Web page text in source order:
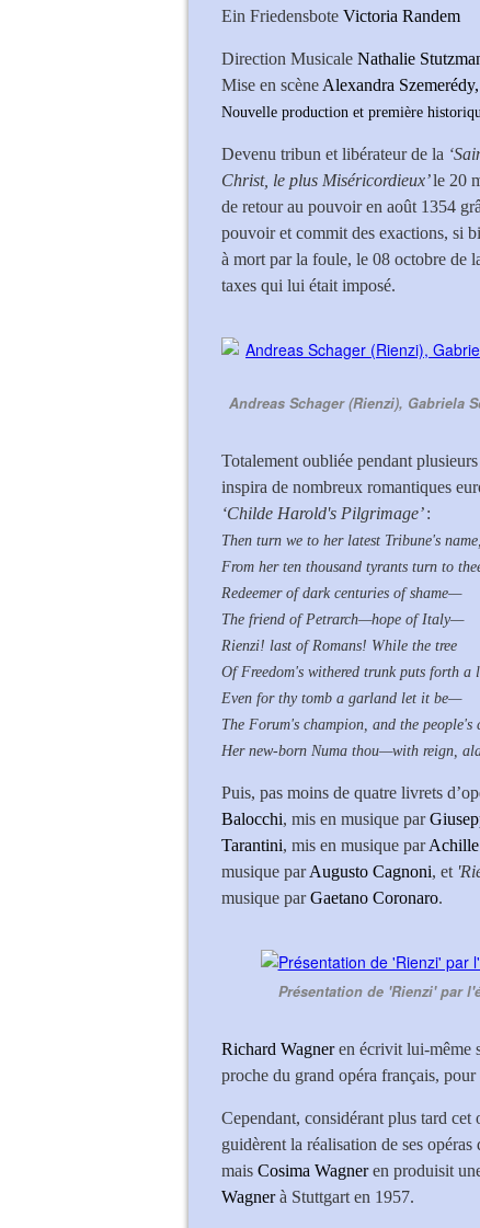
Ein Friedensbote Victoria Randem
Direction Musicale Nathalie
Mise en scène Alexandra
Nouvelle production et première
Devenu tribun et libérateur de la
Christ, le plus Miséricordieux’le 20
de retour au pouvoir en août 1354
pouvoir et commit des exactions, si
à mort par la foule, le 08 octobre de
taxes qui lui était imposé.
Andreas Schager (Rienzi), Gabriela
Totalement oubliée pendant
inspira de nombreux romantiques
‘Childe Harold's Pilgrimage’:
Then turn we to her latest Tribune's name,
From her ten thousand tyrants turn to
Redeemer of dark centuries of shame—
The friend of Petrarch—hope of Italy—
Rienzi! last of Romans! While the tree
Of Freedom's withered trunk puts forth a
Even for thy tomb a garland let it be—
The Forum's champion, and the
Her new-born Numa thou—with reign,
Puis, pas moins de quatre livrets
Balocchi, mis en musique par
Tarantini, mis en musique par
musique parAugusto Cagnoni, et
musique parGaetano Coronaro.
Présentation de 'Rienzi' par
Richard Wagneren écrivit lui-même
proche du grand opéra français,
Cependant, considérant plus tard
guidèrent la réalisation de ses
mais Cosima Wagneren produisit
Wagnerà Stuttgart en 1957.